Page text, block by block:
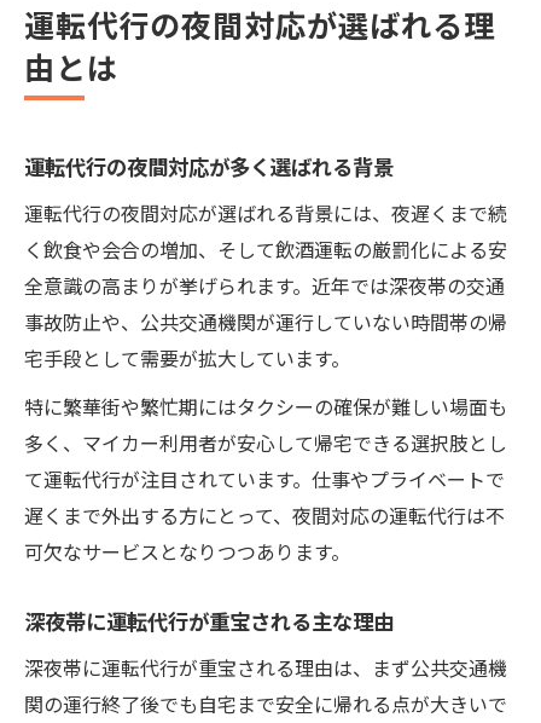
運転代行の夜間対応が選ばれる理
由とは
運転代行の夜間対応が多く選ばれる背景
運転代行の夜間対応が選ばれる背景には、夜遅くまで続
く飲食や会合の増加、そして飲酒運転の厳罰化による安
全意識の高まりが挙げられます。近年では深夜帯の交通
事故防止や、公共交通機関が運行していない時間帯の帰
宅手段として需要が拡大しています。
特に繁華街や繁忙期にはタクシーの確保が難しい場面も
多く、マイカー利用者が安心して帰宅できる選択肢とし
て運転代行が注目されています。仕事やプライベートで
遅くまで外出する方にとって、夜間対応の運転代行は不
可欠なサービスとなりつつあります。
深夜帯に運転代行が重宝される主な理由
深夜帯に運転代行が重宝される理由は、まず公共交通機
関の運行終了後でも自宅まで安全に帰れる点が大きいで